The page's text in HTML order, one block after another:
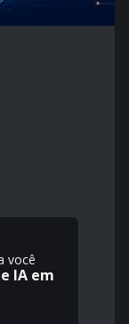
você
IA em